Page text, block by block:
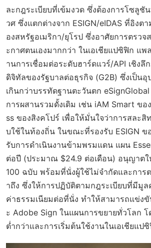
ละกฎระเบียบที่เข้มงวด ซึ่งต้องการโซลูชั
วศ ซึ่งแตกต่างจาก ESIGN/eIDAS ที่อิงต
องสหรัฐอเมริกา/ยุโรป ซึ่งอาศัยการตรวจ
ะกาศตนเองมากกว่า ในเอเชียแปซิฟิก แพ
านการเชื่อมต่อระดับฮาร์ดแวร์/API เชิงลึ
ดิจิทัลของรัฐบาลต่อธุรกิจ (G2B) ซึ่งเป็น
เกินกว่าบรรทัดฐานตะวันตก
การผสานรวมดั้งเดิม เช่น iAM Smart ขอ
ss ของสิงคโปร์ เพื่อให้มั่นใจว่าการสละสิ
บใช้ในท้องถิ่น ในขณะที่รองรับ ESIGN ข
รับการดำเนินงานข้ามพรมแดน แผน
ต่อปี (ประมาณ $24.9 ต่อเดือน) อนุญาตใ
100 ฉบับ พร้อมที่นั่งผู้ใช้ไม่จำกัดและการ
าถึง ซึ่งให้การปฏิบัติตามกฎระเบียบที่มีมูล
ค่าธรรมเนียมต่อที่นั่ง ทำให้สามารถแข่ง
ะ Adobe Sign ในแผนการขยายทั่วโลก
ต่ำกว่าและการเริ่มต้นใช้งานในเอเชียแป